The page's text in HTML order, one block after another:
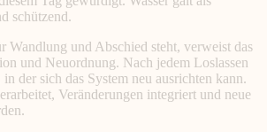
schützend.
Wandlung und Abschied steht, verweist das
und Neuordnung. Nach jedem Loslassen
in der sich das System neu ausrichten kann.
Veränderungen integriert und neue